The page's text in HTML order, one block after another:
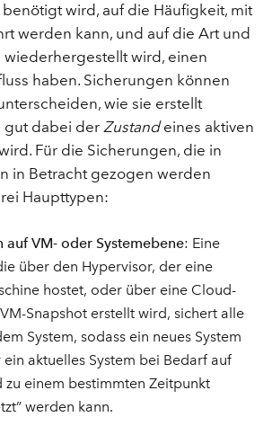
wird, auf die Häufigkeit, mit
werden kann, und auf die Art und
wiederhergestellt wird, einen
haben. Sicherungen können
wie sie erstellt
gut dabei der Zustandeines aktiven
Für die Sicherungen, die in
in Betracht gezogen werden
Haupttypen:
auf VM- oder Systemebene: Eine
über den Hypervisor, der eine
hostet, oder über eine Cloud-
Snapshot erstellt wird, sichert alle
System, sodass ein neues System
aktuelles System bei Bedarf auf
zu einem bestimmten Zeitpunkt
werden kann.